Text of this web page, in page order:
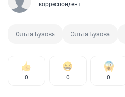
корреспондент
Ольга Бузова Ольга Бузова
0 0 0